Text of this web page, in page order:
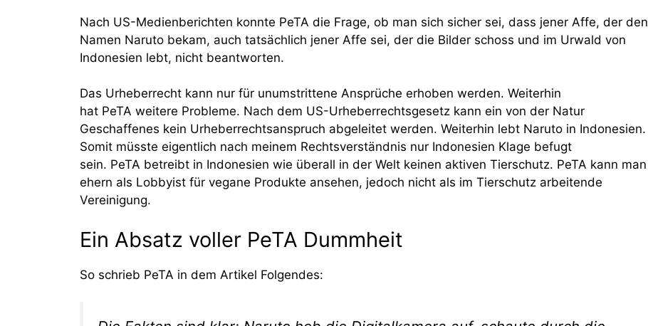
Nach US-Medienberichten konnte PeTA die Frage, ob man sich sicher sei, dass jener Affe, der den
Namen Naruto bekam, auch tatsächlich jener Affe sei, der die Bilder schoss und im Urwald von
Indonesien lebt, nicht beantworten.
Das Urheberrecht kann nur für unumstrittene Ansprüche erhoben werden. Weiterhin
hat PeTA weitere Probleme. Nach dem US-Urheberrechtsgesetz kann ein von der Natur
Geschaffenes kein Urheberrechtsanspruch abgeleitet werden. Weiterhin lebt Naruto in Indonesien.
Somit müsste eigentlich nach meinem Rechtsverständnis nur Indonesien Klage befugt
sein. PeTA betreibt in Indonesien wie überall in der Welt keinen aktiven Tierschutz. PeTA kann man
ehern als Lobbyist für vegane Produkte ansehen, jedoch nicht als im Tierschutz arbeitende
Vereinigung.
Ein Absatz voller PeTA Dummheit
So schrieb PeTA in dem Artikel Folgendes: